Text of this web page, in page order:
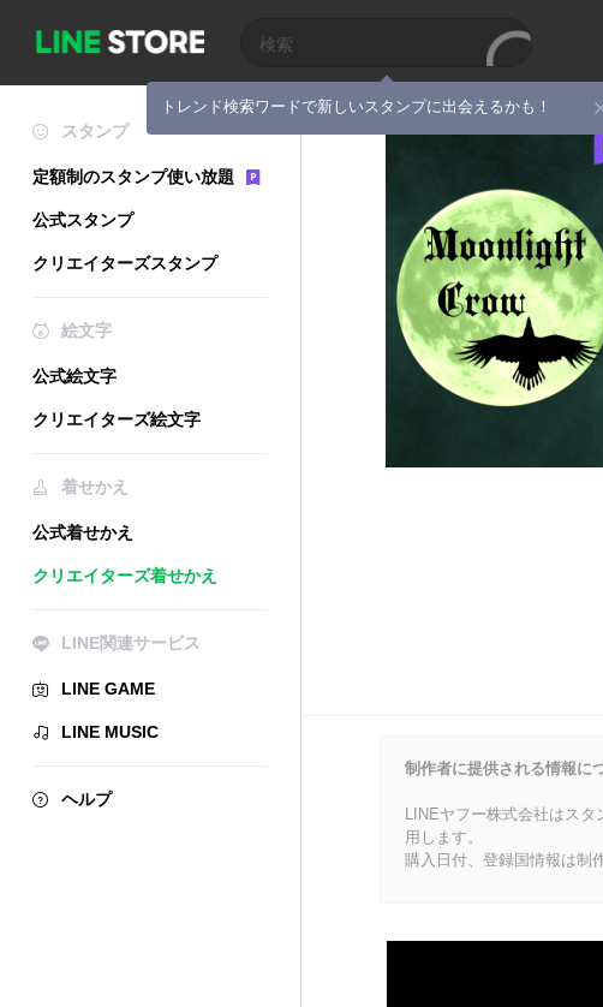
トレンド検索ワードで新しいスタンプに出会えるかも！
スタンプ
定額制のスタンプ使い放題
公式スタンプ
クリエイターズスタンプ
絵文字
公式絵文字
クリエイターズ絵文字
着せかえ
公式着せかえ
クリエイターズ着せかえ
LINE関連サービス
LINE GAME
LINE MUSIC
ヘルプ
制作者に提供される情報に
LINEヤフー株式会社はス
用します。
購入日付、登録国情報は制